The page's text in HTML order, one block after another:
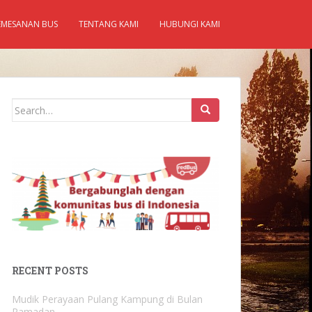
BUS TENTANG KAMI HUBUNGI KAMI
Search
RECENT POSTS
Mudik Perayaan Pulang Kampung di Bulan